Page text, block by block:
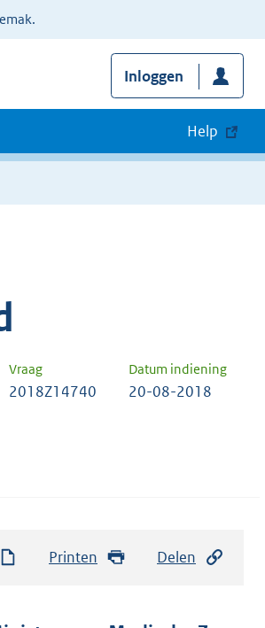
Inloggen
Help
Vraag Datum indiening
2018Z14740 20-08-2018
Printen Delen